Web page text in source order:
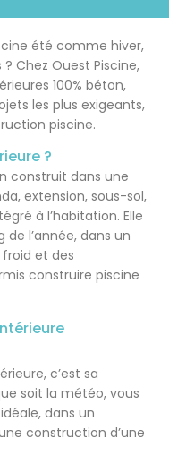
été comme hiver,
Chez Ouest Piscine,
100% béton,
les plus exigeants,
piscine.
?
construit dans une
extension, sous-sol,
à l’habitation. Elle
l’année, dans un
et des
construire piscine
c’est sa
soit la météo, vous
dans un
construction d’une